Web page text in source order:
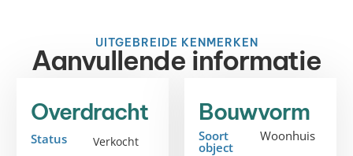
UITGEBREIDE KENMERKEN
Aanvullende informatie
Overdracht
Status Verkocht
Bouwvorm
Soort
object
Woonhuis